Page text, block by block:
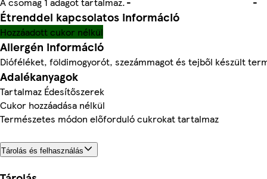
Étrenddel kapcsolatos információ
Hozzáadott cukor nélkül
Allergén információ
Dióféléket, földimogyorót, szezámmagot és tejből készült
Adalékanyagok
Tartalmaz Édesítőszerek
Cukor hozzáadása nélkül
Természetes módon előforduló cukrokat tartalmaz
Tárolás és felhasználás